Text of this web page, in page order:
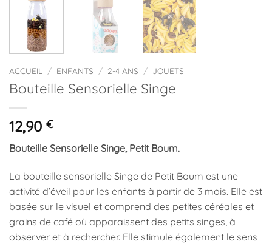
ACCUEIL / ENFANTS / 2-4 ANS / JOUETS
Bouteille Sensorielle Singe
12,90 €
Bouteille Sensorielle Singe, Petit Boum.
La bouteille sensorielle Singe de Petit Boum est une
activité d’éveil pour les enfants à partir de 3 mois. Elle est
basée sur le visuel et comprend des petites céréales et
grains de café où apparaissent des petits singes, à
observer et à rechercher. Elle stimule également le sens